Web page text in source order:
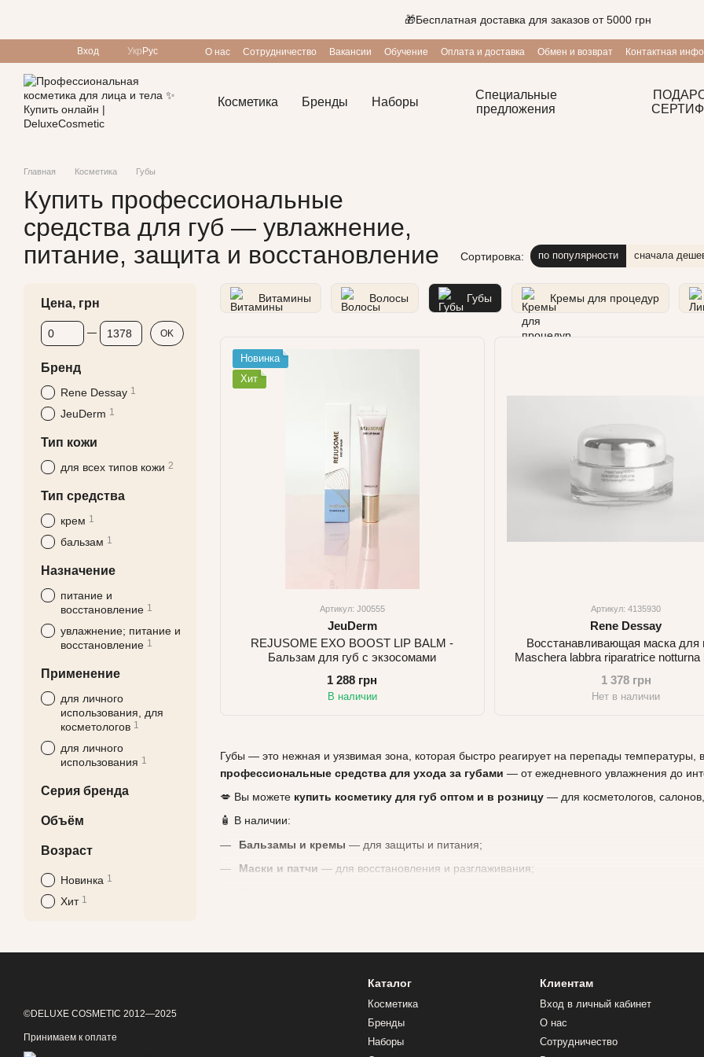
🎁Бесплатная доставка для заказов от 5000 грн
Вход Укр Рус О нас Сотрудничество Вакансии Обучение Оплата и доставка Обмен и возврат Контактная
Косметика Бренды Наборы
Специальные
предложения
Главная Косметика Губы
Купить профессиональные
средства для губ — увлажнение,
питание, защита и восстановление
Сортировка: по популярности сначала
Витамины Волосы Губы Кремы для процедур
Губы — это нежная и уязвимая зона, которая быстро реагирует на перепады температуры,
профессиональные средства для ухода за губами — от ежедневного увлажнения до
💋 Вы можете купить косметику для губ оптом и в розницу — для косметологов,
🧴 В наличии:
Бальзамы и кремы — для защиты и питания;
Маски и патчи — для восстановления и разглаживания;
— увлажняющие формулы с анти-age эффектом;
— интенсивное питание и восстановление;
Woman Essentials (Франция)
— уход и комфорт для чувствительных губ.
Новинка
Хит
Артикул: J00555
JeuDerm
REJUSOME EXO BOOST LIP BALM -
Бальзам для губ с экзосомами
1 288 грн
В наличии
Артикул: 4135930
Rene Dessay
Восстанавливающая маска для
Maschera labbra riparatrice notturna
1 378 грн
Нет в наличии
Цена, грн
От Цена, грн
До Цена, грн OK
Бренд
Rene Dessay 1
JeuDerm 1
Тип кожи
для всех типов кожи 2
Тип средства
крем 1
бальзам 1
Назначение
питание и
восстановление 1
увлажнение; питание и
восстановление 1
Применение
для личного
использования, для
косметологов 1
для личного
использования 1
Серия бренда
Объём
Возраст
Новинка 1
Хит 1
©DELUXE COSMETIC 2012—2025
Принимаем к оплате
Каталог
Косметика
Бренды
Наборы
Клиентам
Вход в личный кабинет
О нас
Сотрудничество